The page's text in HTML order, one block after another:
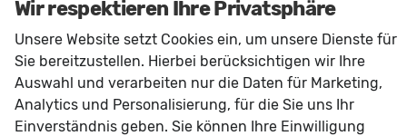
Navigationssystem. Durch
Apple CarPlay /
Android Autoist jedoch eineNavigationüber
kompatible Smartphone-Apps (z.B. Google Maps
oder Apple Karten) über denFahrzeugbildschirm
möglich.
Wir respektieren Ihre Privatsphäre
Unsere Website setzt Cookies ein, um unsere Dienste für
Sie bereitzustellen. Hierbei berücksichtigen wir Ihre
Auswahl und verarbeiten nur die Daten für Marketing,
Analytics und Personalisierung, für die Sie uns Ihr
Einverständnis geben. Sie können Ihre Einwilligung